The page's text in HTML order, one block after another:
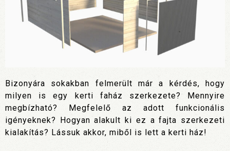
Bizonyára sokakban felmerült már a kérdés, hogy
milyen is egy kerti faház szerkezete? Mennyire
megbízható? Megfelelő az adott funkcionális
igényeknek? Hogyan alakult ki ez a fajta szerkezeti
kialakítás? Lássuk akkor, miből is lett a kerti ház!